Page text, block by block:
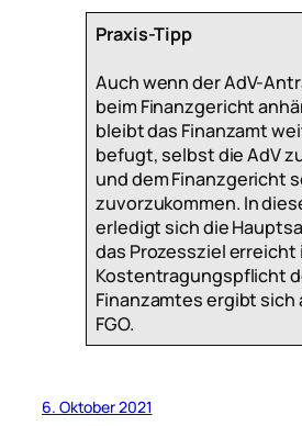
Praxis-Tipp
Auch wenn der AdV-
beim Finanzgericht
bleibt das Finanzamt
befugt, selbst die AdV
und dem Finanzgericht
zuvorzukommen. In
erledigt sich die
das Prozessziel erreicht
Kostentragungspflicht
Finanzamtes ergibt sich
FGO.
6. Oktober 2021